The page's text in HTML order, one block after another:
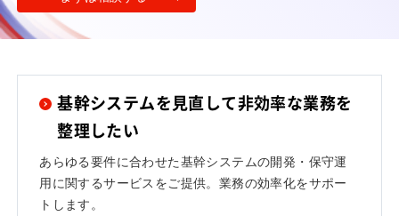
基幹システムを見直して非効率な業務を
整理したい
あらゆる要件に合わせた基幹システムの開発・保守運
用に関するサービスをご提供。業務の効率化をサポー
トします。